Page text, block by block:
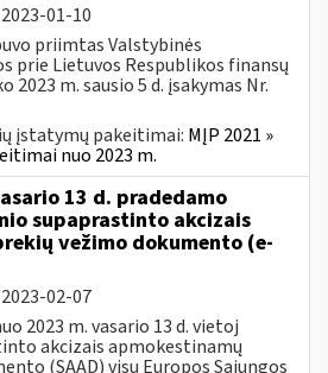
2023-01-10
priimtas Valstybinės
prie Lietuvos Respublikos finansų
m. sausio 5 d. įsakymas Nr.
įstatymų pakeitimai: MĮP 2021 »
nuo 2023 m.
13 d. pradedamo
supaprastinto akcizais
vežimo dokumento (e-
2023-02-07
2023 m. vasario 13 d. vietoj
akcizais apmokestinamų
(SAAD) visų Europos Sąjungos